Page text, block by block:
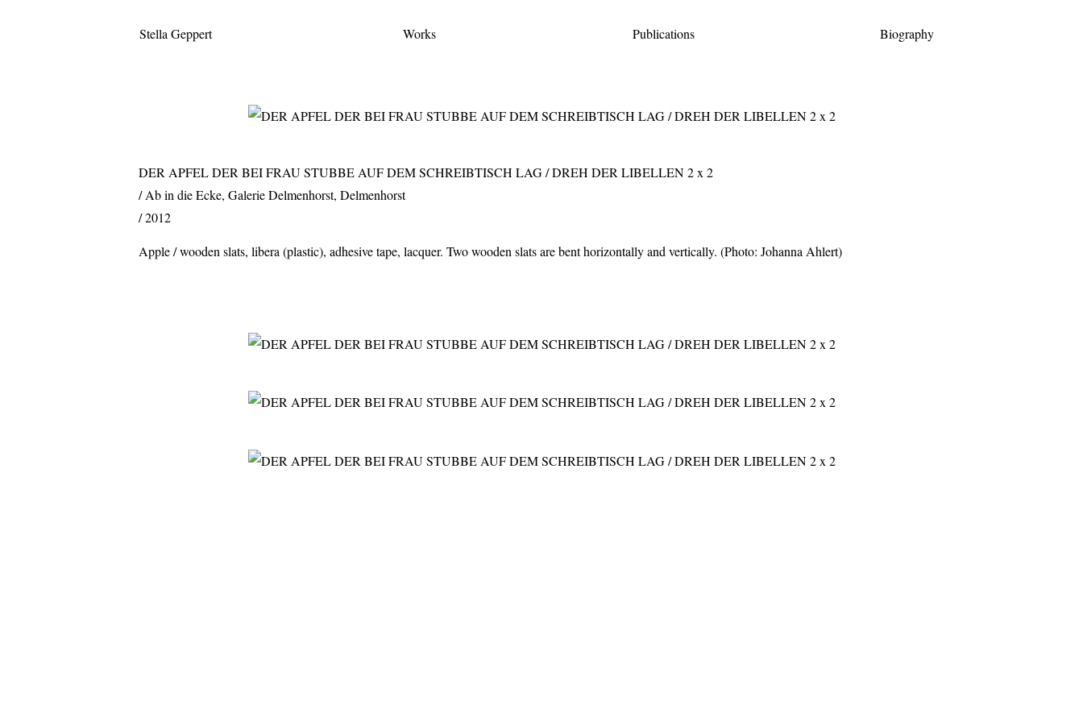
Stella Geppert Works Publications Biography
DER APFEL DER BEI FRAU STUBBE AUF DEM SCHREIBTISCH LAG / DREH DER LIBELLEN 2 x 2
Ab in die Ecke, Galerie Delmenhorst, Delmenhorst
2012
Apple / wooden slats, libera (plastic), adhesive tape, lacquer. Two wooden slats are bent horizontally and vertically. (Photo: Johanna Ahlert)